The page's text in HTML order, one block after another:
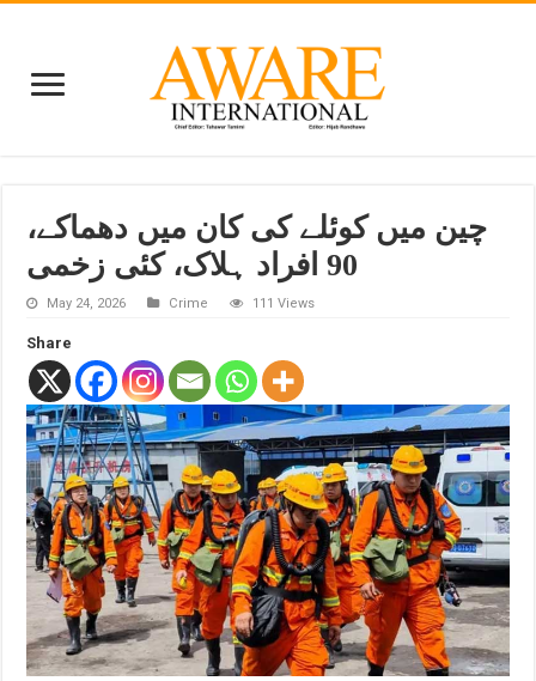
چین میں کوئلے کی کان میں دھماکے،
90 افراد ہلاک، کئی زخمی
May 24, 2026 Crime 111 Views
Share